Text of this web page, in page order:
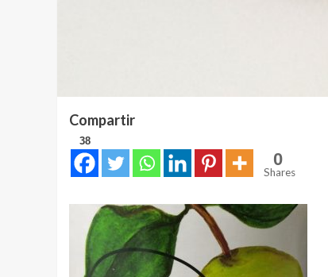
Compartir
38
0
Shares